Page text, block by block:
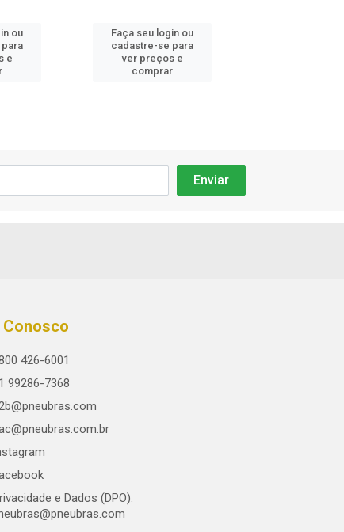
ou
e
Faça seu login ou
cadastre-se para
ver preços e
comprar
Conosco
426-6001
99286-7368
e Dados (DPO):